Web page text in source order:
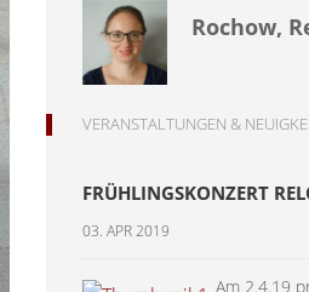
Rochow,
VERANSTALTUNGEN &
FRÜHLINGSKONZERT
03. APR 2019
Am 2.4.19